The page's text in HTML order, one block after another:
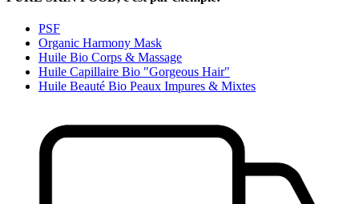
PSF
Organic Harmony Mask
Huile Bio Corps & Massage
Huile Capillaire Bio "Gorgeous Hair"
Huile Beauté Bio Peaux Impures & Mixtes